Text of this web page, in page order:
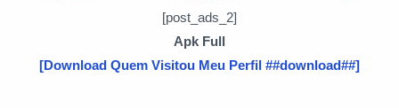
[post_ads_2]
Apk Full
[Download Quem Visitou Meu Perfil ##download##]